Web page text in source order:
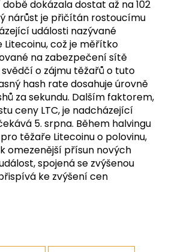
dokázala dostat až na 102
nárůst je přičítán rostoucímu
události nazývané
Litecoinu, což je měřítko
na zabezpečení sítě
svědčí o zájmu těžařů o tuto
hash rate dosahuje úrovně
za sekundu. Dalším faktorem,
ceny LTC, je nadcházející
5. srpna. Během halvingu
těžaře Litecoinu o polovinu,
omezenější přísun nových
spojená se zvýšenou
ke zvýšení cen